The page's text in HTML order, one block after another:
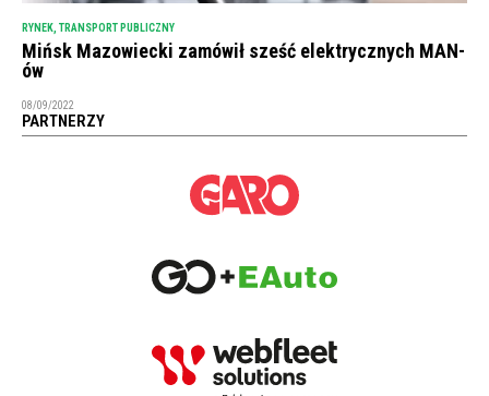
RYNEK, TRANSPORT PUBLICZNY
Mińsk Mazowiecki zamówił sześć elektrycznych MAN-
ów
08/09/2022
PARTNERZY